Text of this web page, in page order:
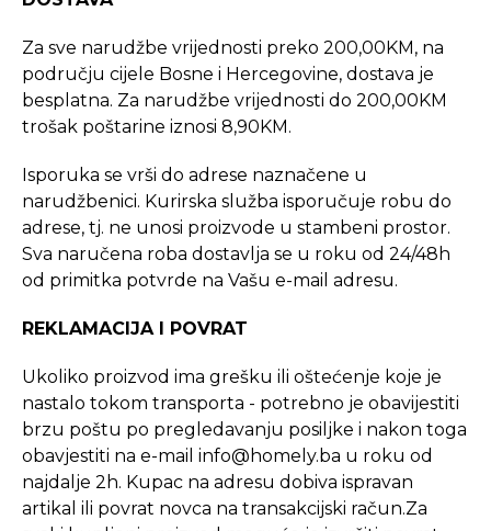
Za sve narudžbe vrijednosti preko 200,00KM, na
području cijele Bosne i Hercegovine, dostava je
besplatna. Za narudžbe vrijednosti do 200,00KM
trošak poštarine iznosi 8,90KM.
Isporuka se vrši do adrese naznačene u
narudžbenici. Kurirska služba isporučuje robu do
adrese, tj. ne unosi proizvode u stambeni prostor.
Sva naručena roba dostavlja se u roku od 24/48h
od primitka potvrde na Vašu e-mail adresu.
REKLAMACIJA I POVRAT
Ukoliko proizvod ima grešku ili oštećenje koje je
nastalo tokom transporta - potrebno je obavijestiti
brzu poštu po pregledavanju posiljke i nakon toga
obavjestiti na e-mail info@homely.ba u roku od
najdalje 2h. Kupac na adresu dobiva ispravan
artikal ili povrat novca na transakcijski račun.Za